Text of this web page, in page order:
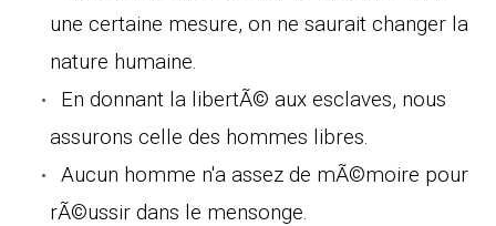
une certaine mesure, on ne saurait changer la
nature humaine.
En donnant la libertÃ© aux esclaves, nous
assurons celle des hommes libres.
Aucun homme n'a assez de mÃ©moire pour
rÃ©ussir dans le mensonge.